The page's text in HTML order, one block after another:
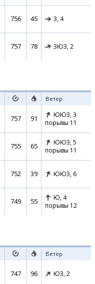
756 45 З, 4
757 78 ЗЮЗ, 2
Ветер
757 91 ЮЮЗ, 3
порывы 11
755 65 ЮЮЗ, 5
порывы 11
752 39 ЮЮЗ, 6
749 55 Ю, 4
порывы 12
Ветер
747 96 ЮЗ, 2